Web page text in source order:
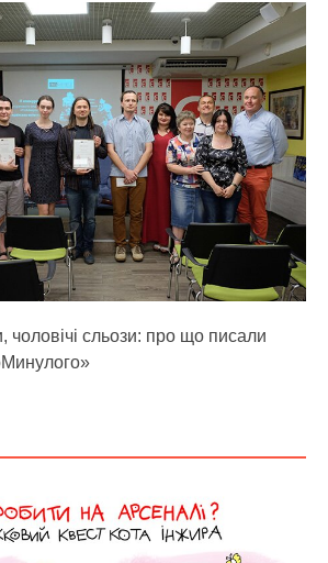
чоловічі сльози: про що писали